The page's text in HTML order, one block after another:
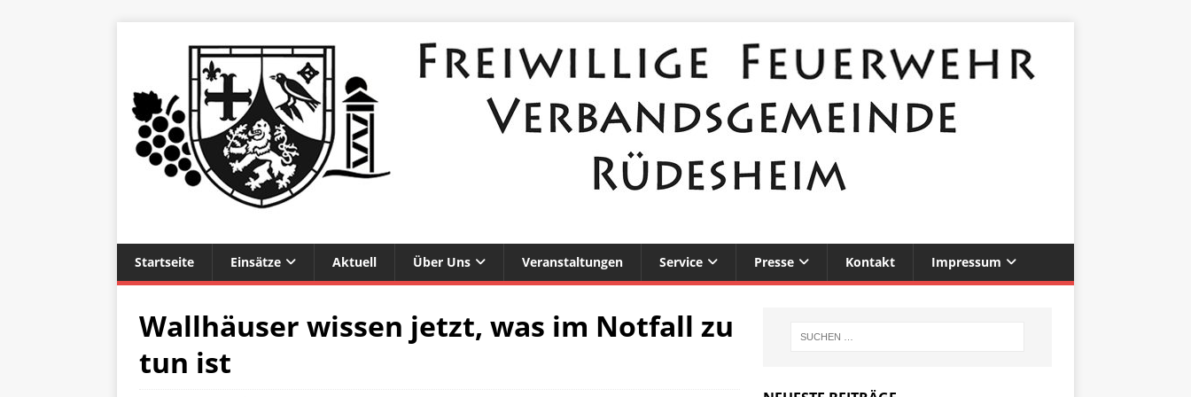
Startseite Einsätze Aktuell Über Uns Veranstaltungen Service Presse Kontakt Impressum
Wallhäuser wissen jetzt, was im Notfall zu
tun ist